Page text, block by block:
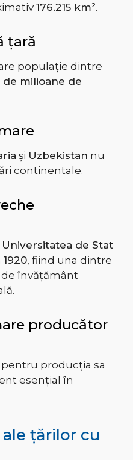
176.215 km².
țară
populație dintre
de milioane de
și Uzbekistan nu
continentale.
Universitatea de Stat
1920, fiind una dintre
învățământ
producător
producția sa
esențial în
țărilor cu